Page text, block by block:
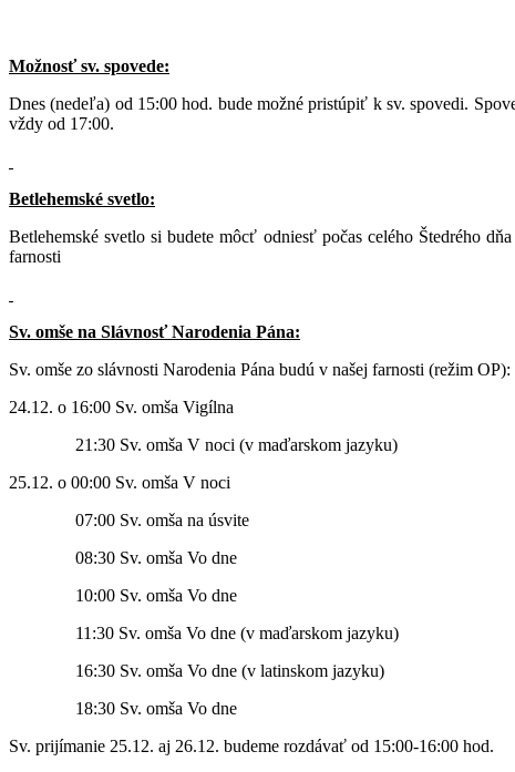
Možnosť sv. spovede:
Dnes (nedeľa) od 15:00 hod. bude možné pristúpiť k sv. spovedi.
vždy od 17:00.
Betlehemské svetlo:
Betlehemské svetlo si budete môcť odniesť počas celého Štedrého
farnosti
Sv. omše na Slávnosť Narodenia Pána:
Sv. omše zo slávnosti Narodenia Pána budú v našej farnosti (režim OP):
24.12. o 16:00 Sv. omša Vigílna
21:30 Sv. omša V noci (v maďarskom jazyku)
25.12. o 00:00 Sv. omša V noci
07:00 Sv. omša na úsvite
08:30 Sv. omša Vo dne
10:00 Sv. omša Vo dne
11:30 Sv. omša Vo dne (v maďarskom jazyku)
16:30 Sv. omša Vo dne (v latinskom jazyku)
18:30 Sv. omša Vo dne
Sv. prijímanie 25.12. aj 26.12. budeme rozdávať od 15:00-16:00 hod.